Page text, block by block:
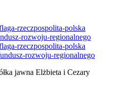
jawna Elżbieta i Cezary